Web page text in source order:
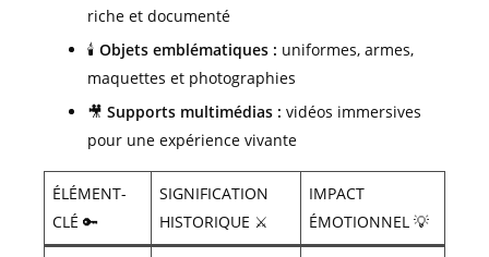
riche et documenté
🕯️ Objets emblématiques : uniformes, armes,
maquettes et photographies
🎥 Supports multimédias : vidéos immersives
pour une expérience vivante
ÉLÉMENT-
CLÉ 🔑
SIGNIFICATION
HISTORIQUE ⚔️
IMPACT
ÉMOTIONNEL 💡